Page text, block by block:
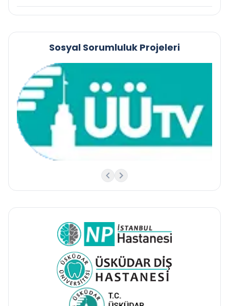
Sosyal Sorumluluk Projeleri